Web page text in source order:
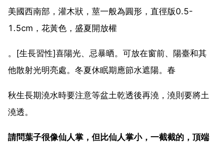
美國西南部，灌木狀，莖一般為圓形，直徑版0.5-
1.5cm，花黃色，盛夏開放權
。[生長習性]喜陽光、忌暴晒。可放在窗前、陽臺和其
他散射光明亮處。冬夏休眠期應節水遮陽。春
秋生長期澆水時要注意等盆土乾透後再澆，澆則要將土
澆透。
請問葉子很像仙人掌，但比仙人掌小，一截截的，頂端